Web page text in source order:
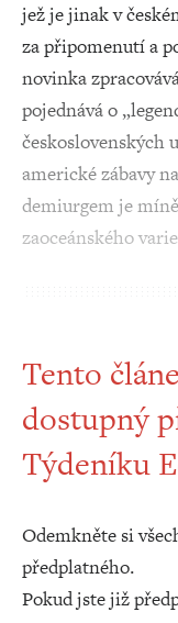
jež je jinak v
za připomenutí a
novinka
pojednává o
československých
americké zábavy
demiurgem je
zaoceánského
Tento
dostupný
Týdeníku
Odemkněte si
předplatného.
Pokud jste již